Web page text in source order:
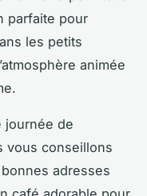
parfaite pour
les petits
animée
journée de
vous conseillons
adresses